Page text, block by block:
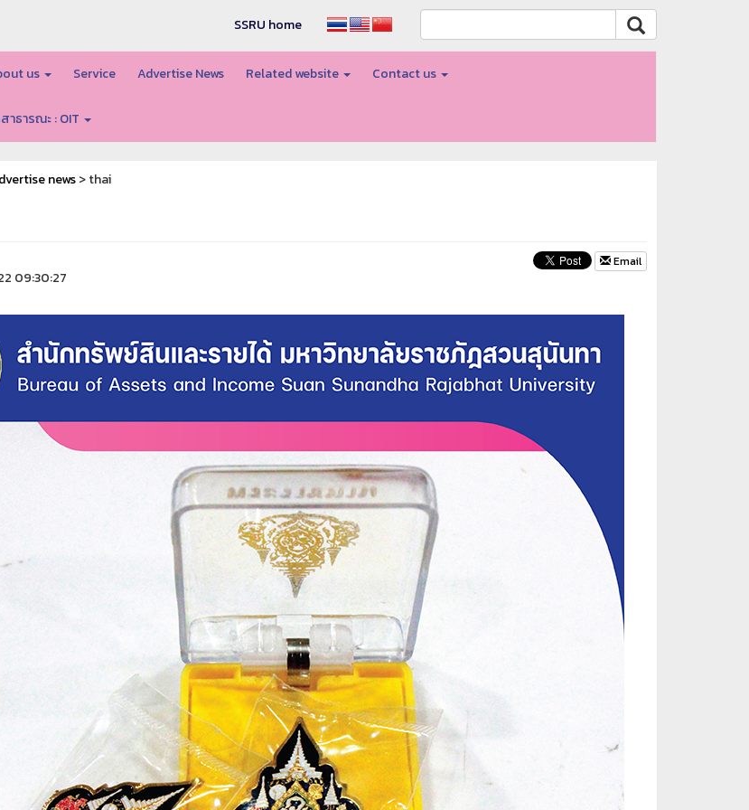
SSRU home
us Service Advertise News Related website Contact us
าธารณะ : OIT
news> thai
09:30:27
Email